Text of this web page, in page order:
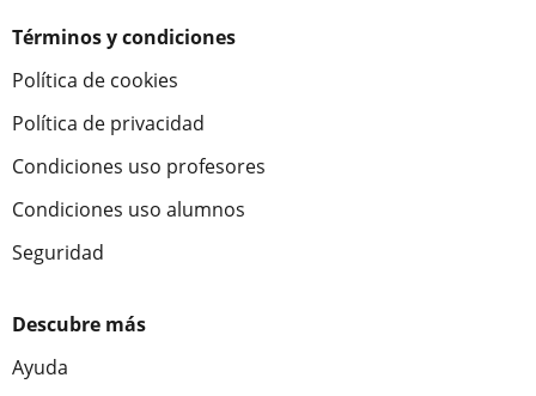
Términos y condiciones
Política de cookies
Política de privacidad
Condiciones uso profesores
Condiciones uso alumnos
Seguridad
Descubre más
Ayuda